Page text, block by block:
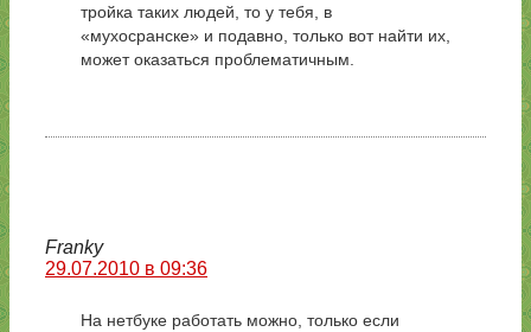
тройка таких людей, то у тебя, в
«мухосранске» и подавно, только вот найти их,
может оказаться проблематичным.
Franky
29.07.2010 в 09:36
На нетбуке работать можно, только если